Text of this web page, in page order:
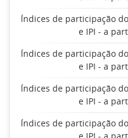
Índices de participação
e IPI - a
Índices de participação
e IPI - a
Índices de participação
e IPI - a
Índices de participação